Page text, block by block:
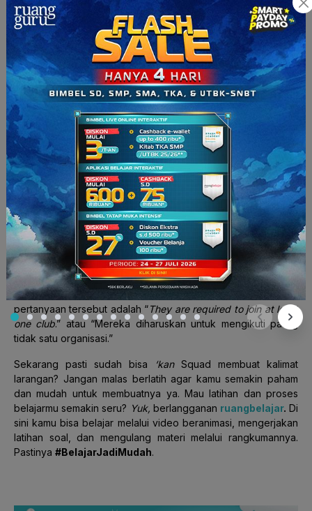
Dori : Do freshmen in this school have to sign up for any
school club?
Ensel : Yes, they do.
What is the most appropriate statement to complete the
dialogue above?
All school clubs must start to recruit new members soon.
They are required to join at least one club.
They have to help the school club.
Freshmen have got to sign up for some extra classes.
They are to finish all of their school work.
Jawaban: B
Pembahasan:
Kalimat “
Do freshmen in this school have to sign up for any
school club
?” memiliki makna “Apakah para siswa baru di
sekolah ini harus mengikuti organisasi sekolah?” sehingga
pernyataan yang tepat untuk melengkapi respon pertanyaan
setelah mengonfirmasi jawaban (“
) dari
pertanyaan tersebut adalah “They are required to join at least
one club.” atau “Mereka diharuskan untuk mengikuti paling
tidak satu organisasi.”
Sekarang pasti sudah bisa ‘kanSquad membuat kalimat
larangan? Jangan malas berlatih agar kamu semakin paham
dan mudah untuk membuatnya ya. Mau latihan dan proses
belajarmu semakin seru? Yuk, berlangganan ruangbelajar. Di
sini kamu bisa belajar melalui video beranimasi, mengerjakan
latihan soal, dan mengulang materi melalui rangkumannya.
Pastinya #BelajarJadiMudah.